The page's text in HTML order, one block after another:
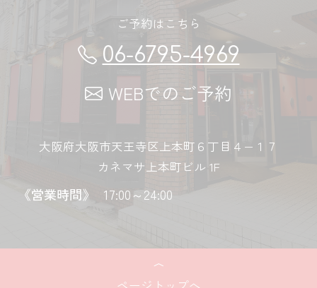
ご予約はこちら
06-6795-4969
WEBでのご予約
大阪府大阪市天王寺区上本町６丁目４−１７
カネマサ上本町ビル 1F
《営業時間》 17:00～24:00